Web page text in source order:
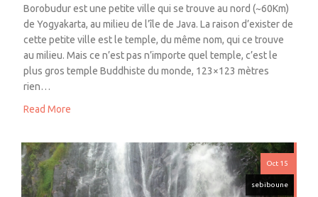
Borobudur est une petite ville qui se trouve au nord (~60Km)
de Yogyakarta, au milieu de l’île de Java. La raison d’exister de
cette petite ville est le temple, du même nom, qui ce trouve
au milieu. Mais ce n’est pas n’importe quel temple, c’est le
plus gros temple Buddhiste du monde, 123×123 mètres
rien…
Read More
Oct 15
sebiboune